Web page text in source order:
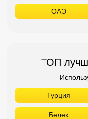
ОАЭ
ТОП
Турция
Белек